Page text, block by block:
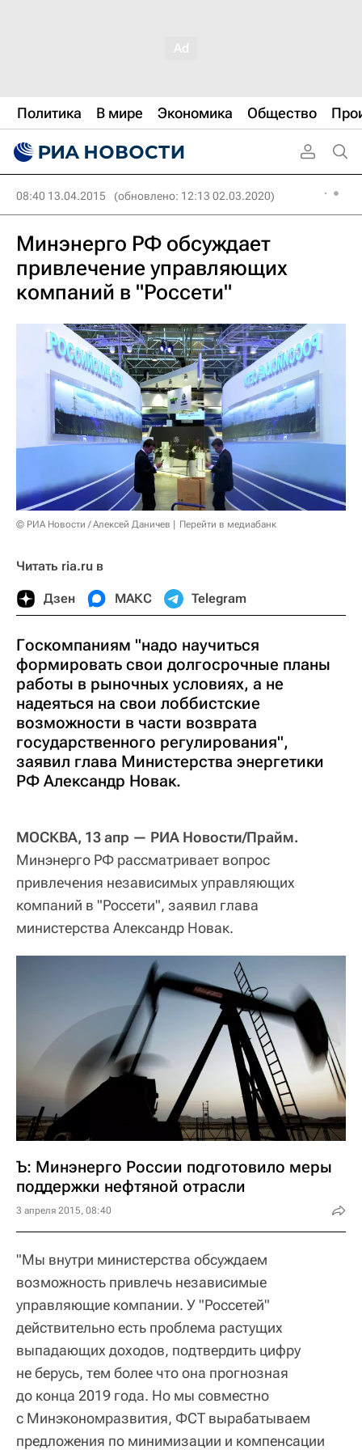
Политика В мире Экономика Общество
08:40 13.04.2015 (обновлено: 12:13 02.03.2020)
Минэнерго РФ обсуждает
привлечение управляющих
компаний в "Россети"
© РИА Новости / Алексей Даничев Перейти в медиабанк
Читать ria.ru в
Дзен МАКС Telegram
Госкомпаниям "надо научиться
формировать свои долгосрочные планы
работы в рыночных условиях, а не
надеяться на свои лоббистские
возможности в части возврата
государственного регулирования",
заявил глава Министерства энергетики
РФ Александр Новак.
МОСКВА, 13 апр — РИА Новости/Прайм.
Минэнерго РФ рассматривает вопрос
привлечения независимых управляющих
компаний в "Россети", заявил глава
министерства Александр Новак.
Ъ: Минэнерго России подготовило меры
поддержки нефтяной отрасли
3 апреля 2015, 08:40
"Мы внутри министерства обсуждаем
возможность привлечь независимые
управляющие компании. У "Россетей"
действительно есть проблема растущих
выпадающих доходов, подтвердить цифру
не берусь, тем более что она прогнозная
до конца 2019 года. Но мы совместно
с Минэкономразвития, ФСТ вырабатываем
предложения по минимизации и компенсации